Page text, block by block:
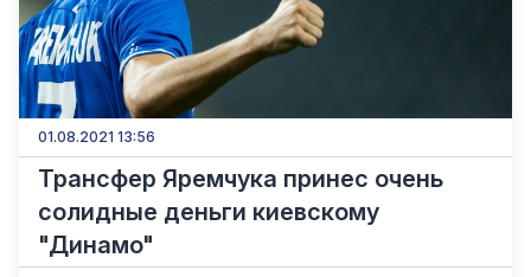
01.08.2021 13:56
Трансфер Яремчука принес очень
солидные деньги киевскому
"Динамо"